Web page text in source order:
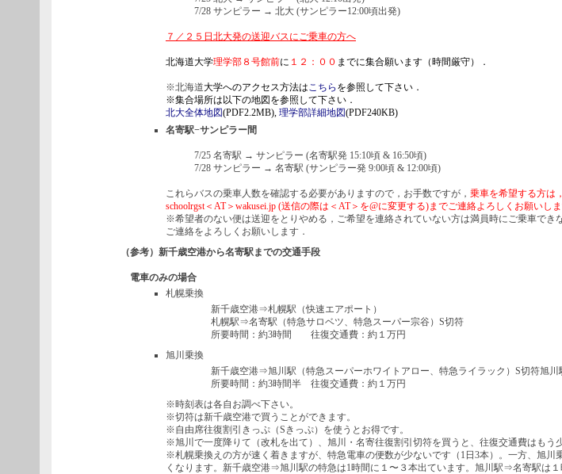
7/28 サンピラー → 北大 (サンピラー12:00頃出発)
７／２５日北大発の送迎バスにご乗車の方へ
北海道大学理学部８号館前に １２：００ までに集合願います（時間厳守）．
※北海道大学へのアクセス方法はこちら を参照して下さい．
※集合場所は以下の地図を参照して下さい．
北大全体地図(PDF2.2MB), 理学部詳細地図(PDF240KB)
名寄駅−サンピラー間
7/25 名寄駅 → サンピラー (名寄駅発 15:10頃 & 16:50頃)
7/28 サンピラー → 名寄駅 (サンピラー発 9:00頃 & 12:00頃)
これらバスの乗車人数を確認する必要がありますので，お手数ですが， 乗車を希望する方は
schoolrgst＜AT＞wakusei.jp (送信の際は＜AT＞を@に変更する)までご連絡よろしくお願いしま
※希望者のない便は送迎をとりやめる，ご希望を連絡されていない方は満員時にご乗車でき
ご連絡をよろしくお願いします．
（参考）新千歳空港から名寄駅までの交通手段
電車のみの場合
札幌乗換
新千歳空港⇒札幌駅（快速エアポート）
札幌駅⇒名寄駅（特急サロベツ、特急スーパー宗谷）S切符
所要時間：約3時間 往復交通費：約１万円
旭川乗換
新千歳空港⇒旭川駅（特急スーパーホワイトアロー、特急ライラック）S切符旭
所要時間：約3時間半 往復交通費：約１万円
※時刻表は各自お調べ下さい。
※切符は新千歳空港で買うことができます。
※自由席往復割引きっぷ（Sきっぷ）を使うとお得です。
※旭川で一度降りて（改札を出て）、旭川・名寄往復割引切符を買うと、往復交通費はもう
※札幌乗換えの方が速く着きますが、特急電車の便数が少ないです（1日3本）。一方、旭川
くなります。新千歳空港⇒旭川駅の特急は1時間に１〜３本出ています。旭川駅⇒名寄駅は